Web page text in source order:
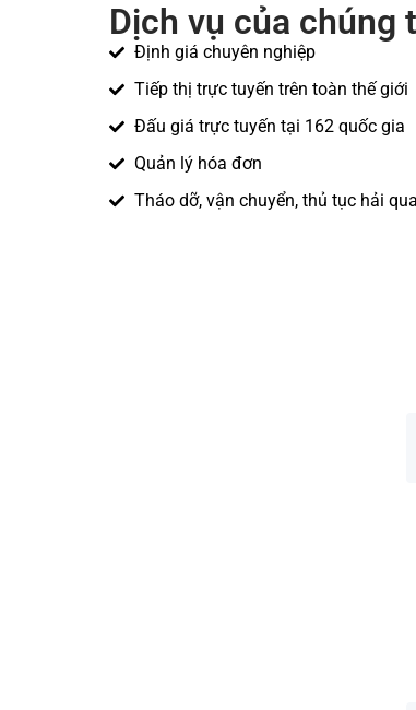
Dịch vụ của chúng
Định giá chuyên nghiệp
Tiếp thị trực tuyến trên toàn thế giới
Đấu giá trực tuyến tại 162 quốc gia
Quản lý hóa đơn
Tháo dỡ, vận chuyển, thủ tục hải